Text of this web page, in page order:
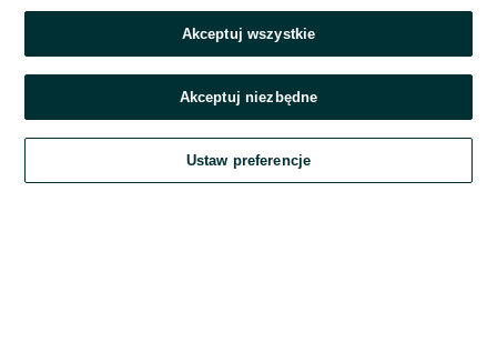
Nie pamiętasz hasła?
Zaloguj się
Kontynuując za pośrednictwem jednego z dostawców wskazanych powyżej,
Regulamin serwisu OLX.pl w jego aktualnym brzmieniu.
Akceptuj wszystkie
Akceptuj niezbędne
Ustaw preferencje